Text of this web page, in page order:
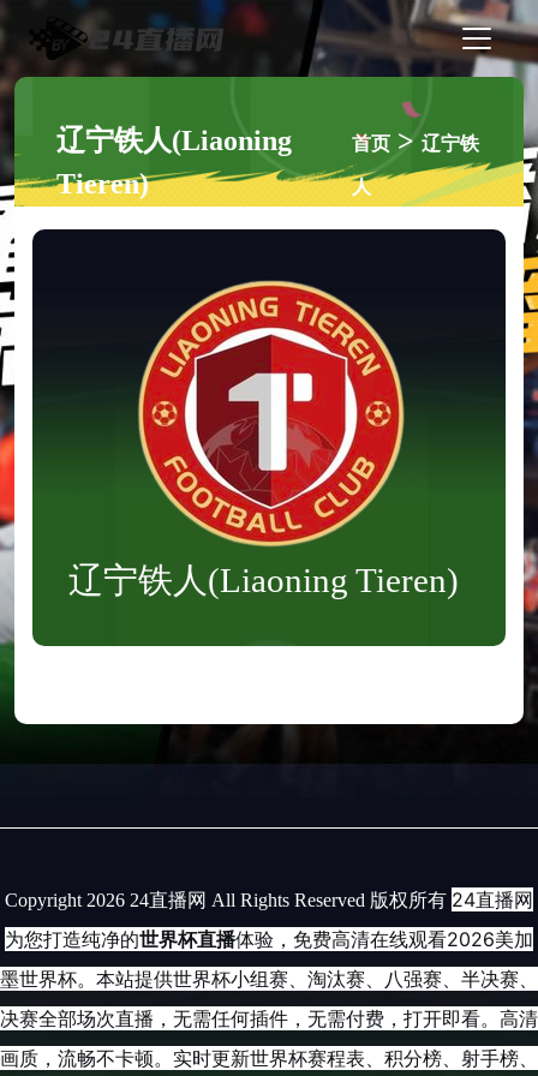
辽宁铁人(Liaoning
Tieren)
首页 >辽宁铁
人
辽宁铁人(Liaoning Tieren)
Copyright 2026 24直播网 All Rights Reserved 版权所有 24直播网
为您打造纯净的世界杯直播体验，免费高清在线观看2026美加
墨世界杯。本站提供世界杯小组赛、淘汰赛、八强赛、半决赛、
决赛全部场次直播，无需任何插件，无需付费，打开即看。高清
画质，流畅不卡顿。实时更新世界杯赛程表、积分榜、射手榜、